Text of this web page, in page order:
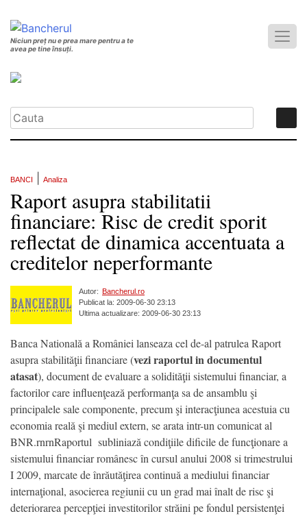
Niciun preț nu e prea mare pentru a te
avea pe tine însuți.
BANCI Analiza
Raport asupra stabilitatii
financiare: Risc de credit sporit
reflectat de dinamica accentuata a
creditelor neperformante
Autor: Bancherul.ro
Publicat la: 2009-06-30 23:13
Ultima actualizare: 2009-06-30 23:13
Banca Natională a României lanseaza cel de-al patrulea Raport
asupra stabilităţii financiare (vezi raportul in documentul
atasat), document de evaluare a solidităţii sistemului financiar, a
factorilor care influenţează performanţa sa de ansamblu şi
principalele sale componente, precum şi interacţiunea acestuia cu
economia reală şi mediul extern, se arata intr-un comunicat al
BNR.rnrnRaportul subliniază condiţiile dificile de funcţionare a
sistemului financiar românesc în cursul anului 2008 si trimestrului
I 2009, marcate de înrăutăţirea continuă a mediului financiar
internaţional, asocierea regiunii cu un grad mai înalt de risc şi
deteriorarea percepţiei investitorilor străini pe fondul persistenţei